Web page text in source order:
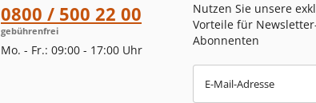
0800 / 500 22 00
gebührenfrei
Mo. - Fr.: 09:00 - 17:00 Uhr
Nutzen Sie unsere
Vorteile für
Abonnenten
E-Mail-Adresse